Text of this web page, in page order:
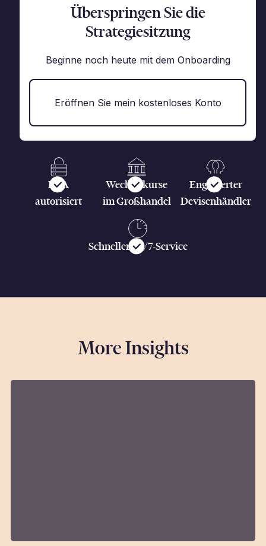
Überspringen Sie die
Strategiesitzung
Beginne noch heute mit dem Onboarding
Eröffnen Sie mein kostenloses Konto
FCA
autorisiert
Wechselkurse
im Großhandel
Engagierter
Devisenhändler
Schneller 24/7-Service
More Insights